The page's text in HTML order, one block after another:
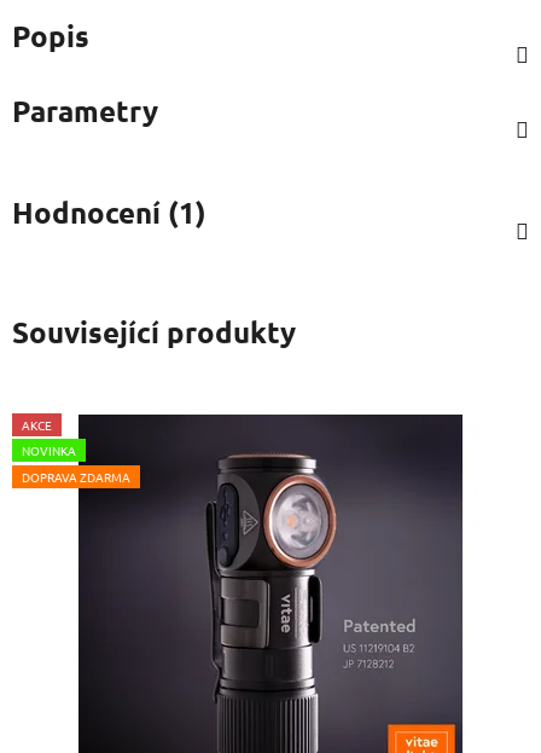
Popis
Parametry
Hodnocení (1)
Související produkty
AKCE
NOVINKA
DOPRAVA ZDARMA